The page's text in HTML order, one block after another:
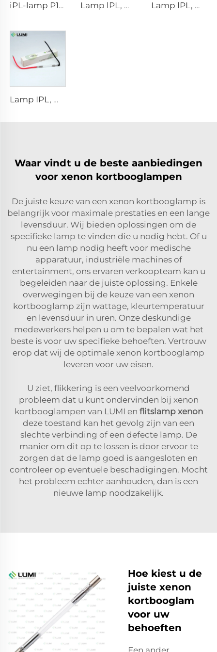
iPL-lamp P1671 - 7×50×110 mm Lamp lPL, model 7-60-125 Draad Lamp lPL, model 7-50-115 Draad
Lamp IPL, model 9-45-100 Draad
Waar vindt u de beste aanbiedingen
voor xenon kortbooglampen
De juiste keuze van een xenon kortbooglamp is
belangrijk voor maximale prestaties en een lange
levensduur. Wij bieden oplossingen om de
specifieke lamp te vinden die u nodig hebt. Of u
nu een lamp nodig heeft voor medische
apparatuur, industriële machines of
entertainment, ons ervaren verkoopteam kan u
begeleiden naar de juiste oplossing. Enkele
overwegingen bij de keuze van een xenon
kortbooglamp zijn wattage, kleurtemperatuur
en levensduur in uren. Onze deskundige
medewerkers helpen u om te bepalen wat het
beste is voor uw specifieke behoeften. Vertrouw
erop dat wij de optimale xenon kortbooglamp
leveren voor uw eisen.
U ziet, flikkering is een veelvoorkomend
probleem dat u kunt ondervinden bij xenon
kortbooglampen van LUMI en flitslamp xenon
deze toestand kan het gevolg zijn van een
slechte verbinding of een defecte lamp. De
manier om dit op te lossen is door ervoor te
zorgen dat de lamp goed is aangesloten en
controleer op eventuele beschadigingen. Mocht
het probleem echter aanhouden, dan is een
nieuwe lamp noodzakelijk.
Hoe kiest u de
juiste xenon
kortbooglam
voor uw
behoeften
Een ander